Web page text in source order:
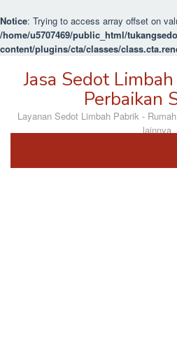
Notice: Trying to access array offset on
/home/u5707469/public_html/
content/plugins/cta/classes/
Jasa Sedot
Perbaikan
Layanan Sedot Limbah Pabrik -
lainnya